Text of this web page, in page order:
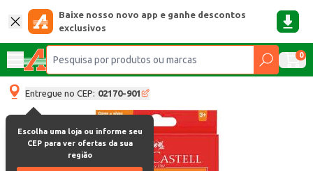
Baixe nosso novo app e ganhe descontos
exclusivos
0
Entregue no CEP: 02170-901
Escolha uma loja ou informe seu
CEP para ver ofertas da sua
região